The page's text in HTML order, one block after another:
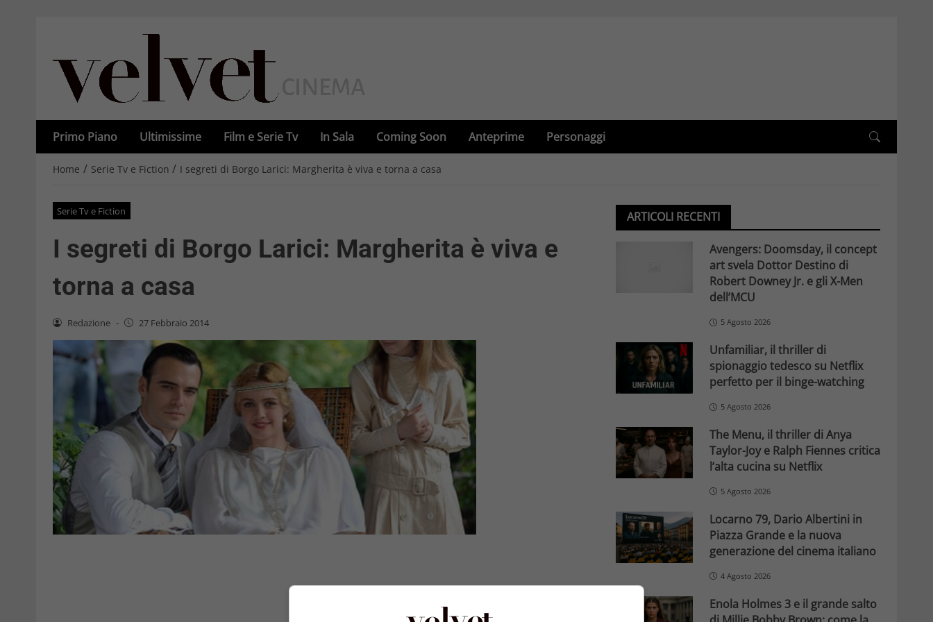
Primo Piano Ultimissime Film e Serie Tv In Sala Coming Soon Anteprime Personaggi
Home / Serie Tv e Fiction / I segreti di Borgo Larici: Margherita è viva e torna a casa
Serie Tv e Fiction
I segreti di Borgo Larici: Margherita è viva e
torna a casa
Redazione - 27 Febbraio 2014
ARTICOLI RECENTI
Avengers: Doomsday, il concept
art svela Dottor Destino di
Robert Downey Jr. e gli X-Men
dell’MCU
5 Agosto 2026
Unfamiliar, il thriller di
spionaggio tedesco su Netflix
perfetto per il binge-watching
5 Agosto 2026
The Menu, il thriller di Anya
Taylor-Joy e Ralph Fiennes critica
l’alta cucina su Netflix
5 Agosto 2026
Locarno 79, Dario Albertini in
Piazza Grande e la nuova
generazione del cinema italiano
4 Agosto 2026
Enola Holmes 3 e il grande salto